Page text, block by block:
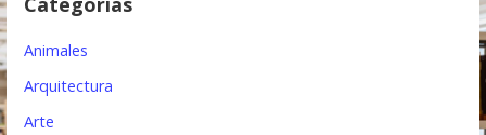
Animales
Arquitectura
Arte